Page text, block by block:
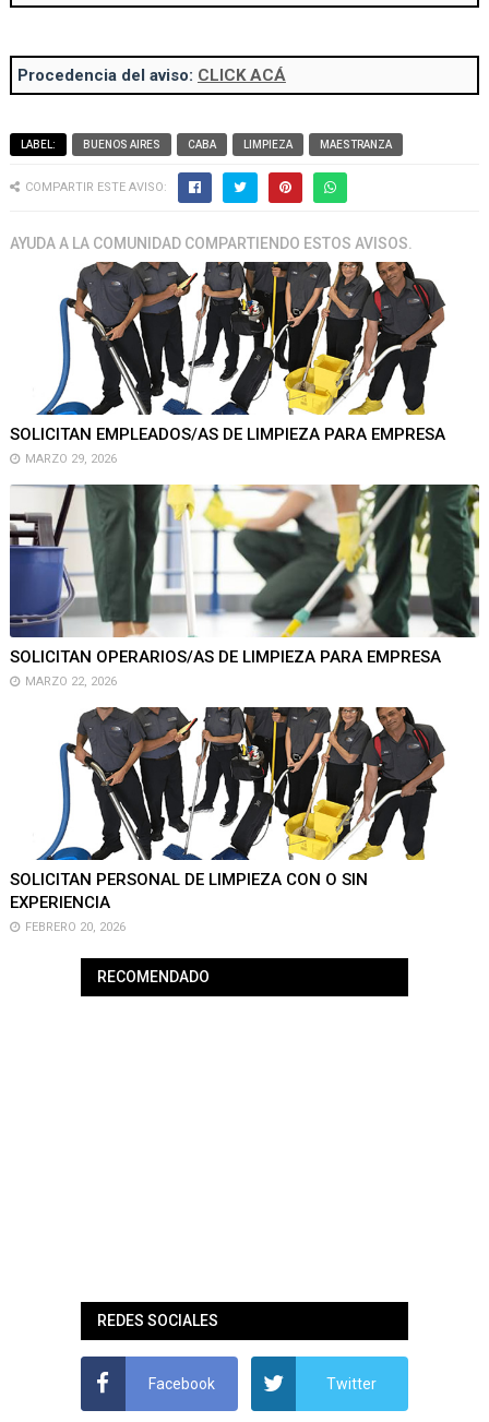
Procedencia del aviso: CLICK ACÁ
LABEL: BUENOS AIRES CABA LIMPIEZA MAESTRANZA
COMPARTIR ESTE AVISO:
AYUDA A LA COMUNIDAD COMPARTIENDO ESTOS AVISOS.
SOLICITAN EMPLEADOS/AS DE LIMPIEZA PARA EMPRESA
MARZO 29, 2026
SOLICITAN OPERARIOS/AS DE LIMPIEZA PARA EMPRESA
MARZO 22, 2026
SOLICITAN PERSONAL DE LIMPIEZA CON O SIN
EXPERIENCIA
FEBRERO 20, 2026
RECOMENDADO
REDES SOCIALES
Facebook Twitter